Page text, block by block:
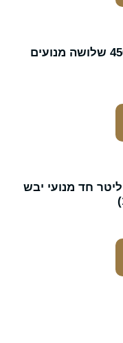
שואב אבק צהוב 80 ליטר 4500W שלושה מנועים
שואב אבק נירוסטה עוצמתי 15 ליטר חד מנועי יבש